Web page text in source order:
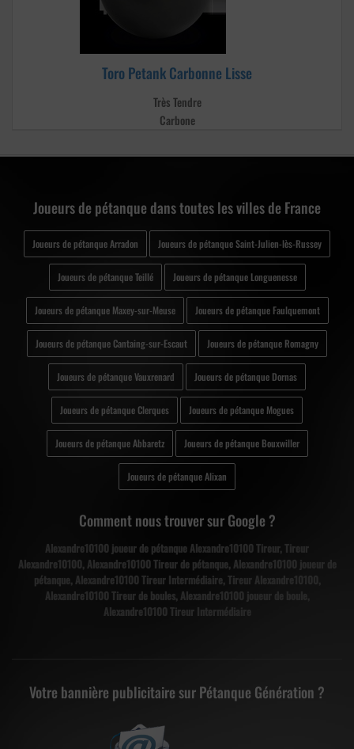
Toro Petank Carbonne Lisse
Très Tendre
Carbone
Joueurs de pétanque dans toutes les villes de France
Joueurs de pétanque Arradon Joueurs de pétanque Saint-Julien-lès-Russey
Joueurs de pétanque Teillé Joueurs de pétanque Longuenesse
Joueurs de pétanque Maxey-sur-Meuse Joueurs de pétanque Faulquemont
Joueurs de pétanque Cantaing-sur-Escaut Joueurs de pétanque Romagny
Joueurs de pétanque Vauxrenard Joueurs de pétanque Dornas
Joueurs de pétanque Clerques Joueurs de pétanque Mogues
Joueurs de pétanque Abbaretz Joueurs de pétanque Bouxwiller
Joueurs de pétanque Alixan
Comment nous trouver sur Google ?
Alexandre10100 joueur de pétanque Alexandre10100 Tireur, Tireur
Alexandre10100, Alexandre10100 Tireur de pétanque, Alexandre10100 joueur de
pétanque, Alexandre10100 Tireur Intermédiaire, Tireur Alexandre10100,
Alexandre10100 Tireur de boules, Alexandre10100 joueur de boule,
Alexandre10100 Tireur Intermédiaire
Votre bannière publicitaire sur Pétanque Génération ?